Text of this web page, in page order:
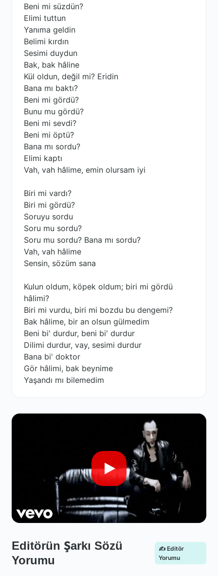
Beni mi süzdün?
Elimi tuttun
Yanıma geldin
Belimi kırdın
Sesimi duydun
Bak, bak hâline
Kül oldun, değil mi? Eridin
Bana mı baktı?
Beni mi gördü?
Bunu mu gördü?
Beni mi sevdi?
Beni mi öptü?
Bana mı sordu?
Elimi kaptı
Vah, vah hâlime, emin olursam iyi
Biri mi vardı?
Biri mi gördü?
Soruyu sordu
Soru mu sordu?
Soru mu sordu? Bana mı sordu?
Vah, vah hâlime
Sensin, sözüm sana
Kulun oldum, köpek oldum; biri mi gördü
hâlimi?
Biri mi vurdu, biri mi bozdu bu dengemi?
Bak hâlime, bir an olsun gülmedim
Beni bi' durdur, beni bi' durdur
Dilimi durdur, vay, sesimi durdur
Bana bi' doktor
Gör hâlimi, bak beynime
Yaşandı mı bilemedim
Editörün Şarkı Sözü
Yorumu
✍️ Editör
Yorumu